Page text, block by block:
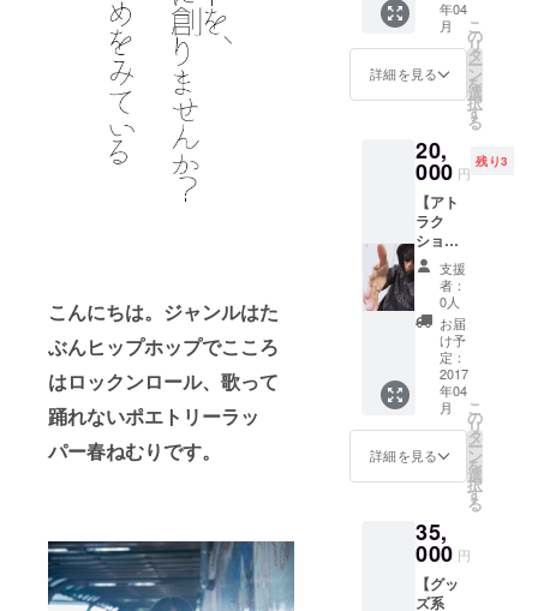
こんにちは。ジャンルはた
ぶんヒップホップでこころ
はロックンロール、歌って
踊れないポエトリーラッ
パー春ねむりです。
ト（選
べませ
ん。ガ
ラス破
りま
す）
トに合
わせ解
禁) 日程
: 4月9日
所は解
禁でき
次第
［活動
報告］
にて告
知させ
ていた
だきま
す【重
要】 ※
別途ご
自身の
飲食代
はかか
ります
ト） ・
MVにお
名前を
クレ
ジット
記載 ・
IRE限
定‼︎さよ
ならぼ
くのシ
ンデレ
ラTシャ
ツ
（バッ
クスタ
イルは
春ねむ
りが手
書きで
支援者
様のお
名前を
記名し
す） ・
完成し
たさよ
ならぼ
年04
月
詳細を見る
こ
の
リ
タ
ー
ン
を
選
択
す
る
20,
000 円
残り3
【アト
ラク
ション
系
①-2】
春ねむ
りを囲
むお花
見‼︎ の
“場所取
り” （マ
ネー
ジャー
と一緒
です
♡） 場
京 代々
木公園
日程 : 4
月2日
（日）8
支援
者：
0人
お届
け予
定：
2017
年04
月
詳細を見る
こ
の
リ
タ
ー
ン
を
選
択
す
る
35,
000 円
【グッ
ズ系